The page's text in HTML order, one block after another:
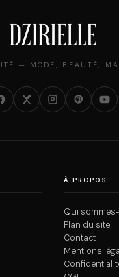
— MODE, BEAUTÉ,
À PROPOS
Qui
Plan du site
Contact
Mentions